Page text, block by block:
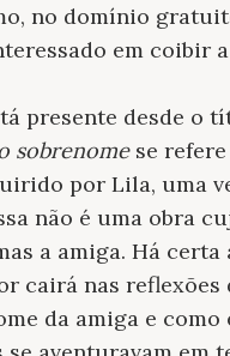
no domínio
em coibir
presente desde o
sobrenomese refere
por Lila, uma
não é uma obra
a amiga. Há
cairá nas reflexões
da amiga e como